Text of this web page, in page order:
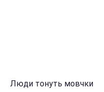
Люди тонуть мовчки